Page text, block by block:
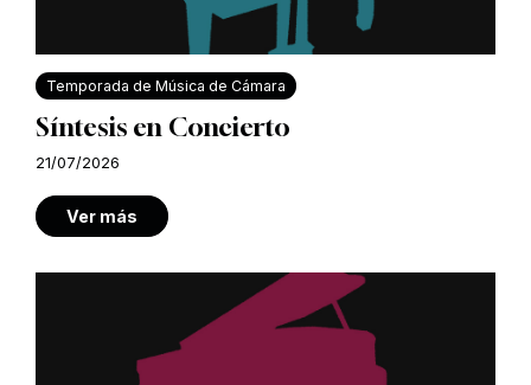
Temporada de Música de Cámara
Síntesis en Concierto
21/07/2026
Ver más